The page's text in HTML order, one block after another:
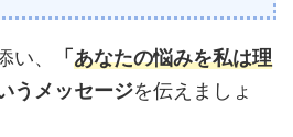
い、 「 あなたの悩みを私は理
うメッセージを伝えましょ